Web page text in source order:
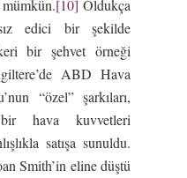
[10] Oldukça
edici bir şekilde
bir şehvet örneği
ABD Hava
“özel” şarkıları,
hava kuvvetleri
satışa sunuldu.
Smith’in eline düştü